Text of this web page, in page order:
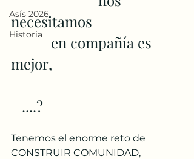
Asís 2026
Historia
necesitamos
           en compañía es
mejor,
   ....?
Tenemos el enorme reto de
CONSTRUIR COMUNIDAD,